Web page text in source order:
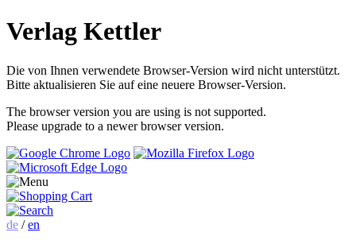
Verlag Kettler
Die von Ihnen verwendete Browser-Version wird nicht unterstützt.
Bitte aktualisieren Sie auf eine neuere Browser-Version.
The browser version you are using is not supported.
Please upgrade to a newer browser version.
de /en